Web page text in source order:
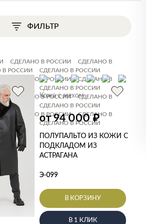
ФИЛЬТР
СДЕЛАНО В РОССИИ
СДЕЛАНО В
В РОССИИ
СДЕЛАНО В РОССИИ
СДЕЛАНО В РОССИИ
СДЕЛАНО В
В РОССИИ
СДЕЛАНО В РОССИИ
СДЕЛАНО В РОССИИ
СДЕЛАНО В
В РОССИИ
СДЕЛАНО В РОССИИ
СДЕЛАНО В РОССИИ
СДЕЛАНО В
В РОССИИ СДЕЛАНО В РОССИИ
Кожа с мехом
от 94 000₽
ПОЛУПАЛЬТО ИЗ КОЖИ С
ПОДКЛАДОМ ИЗ
АСТРАГАНА
Э-099
В КОРЗИНУ
В 1 КЛИК